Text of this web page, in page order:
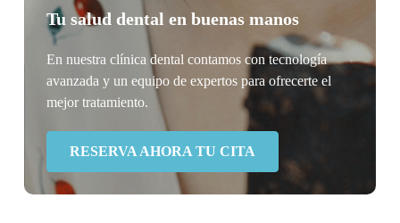
Tu salud dental en buenas manos
En nuestra clínica dental contamos con tecnología
avanzada y un equipo de expertos para ofrecerte el
mejor tratamiento.
RESERVA AHORA TU CITA